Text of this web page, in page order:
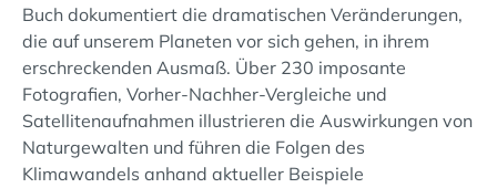
Buch dokumentiert die dramatischen Veränderungen,
die auf unserem Planeten vor sich gehen, in ihrem
erschreckenden Ausmaß. Über 230 imposante
Fotografien, Vorher-Nachher-Vergleiche und
Satellitenaufnahmen illustrieren die Auswirkungen von
Naturgewalten und führen die Folgen des
Klimawandels anhand aktueller Beispiele